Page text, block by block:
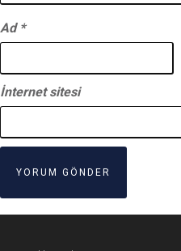
Ad *
İnternet sitesi